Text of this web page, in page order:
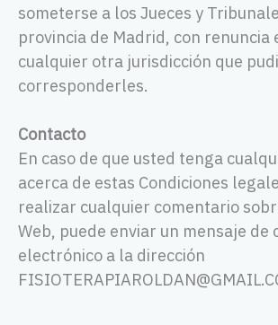
someterse a los Jueces y
provincia de Madrid, con renuncia
cualquier otra jurisdicción que
corresponderles.
Contacto
En caso de que usted tenga
acerca de estas Condiciones
realizar cualquier comentario
Web, puede enviar un mensaje de
electrónico a la dirección